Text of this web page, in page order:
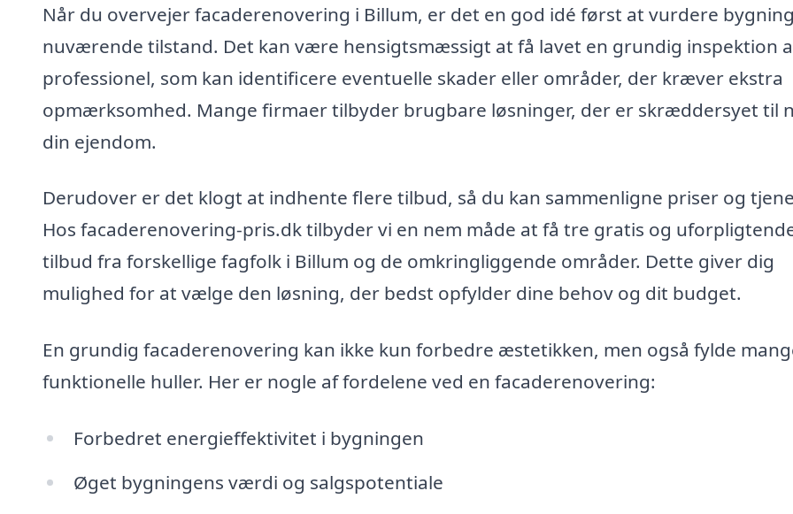
Når du overvejer facaderenovering i Billum, er det en god idé først at vurdere
nuværende tilstand. Det kan være hensigtsmæssigt at få lavet en grundig inspektion
professionel, som kan identificere eventuelle skader eller områder, der kræver ekstra
opmærksomhed. Mange firmaer tilbyder brugbare løsninger, der er skræddersyet til
din ejendom.
Derudover er det klogt at indhente flere tilbud, så du kan sammenligne priser og
Hos facaderenovering-pris.dk tilbyder vi en nem måde at få tre gratis og
tilbud fra forskellige fagfolk i Billum og de omkringliggende områder. Dette giver dig
mulighed for at vælge den løsning, der bedst opfylder dine behov og dit budget.
En grundig facaderenovering kan ikke kun forbedre æstetikken, men også fylde
funktionelle huller. Her er nogle af fordelene ved en facaderenovering:
Forbedret energieffektivitet i bygningen
Øget bygningens værdi og salgspotentiale